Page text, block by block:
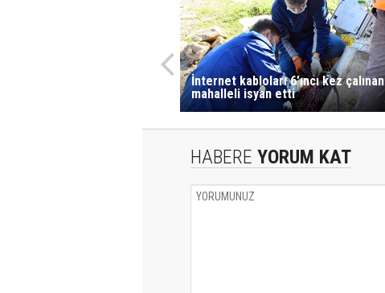
İnternet kabloları 6’ıncı kez çalınan
mahalleli isyan etti
HABERE YORUM KAT